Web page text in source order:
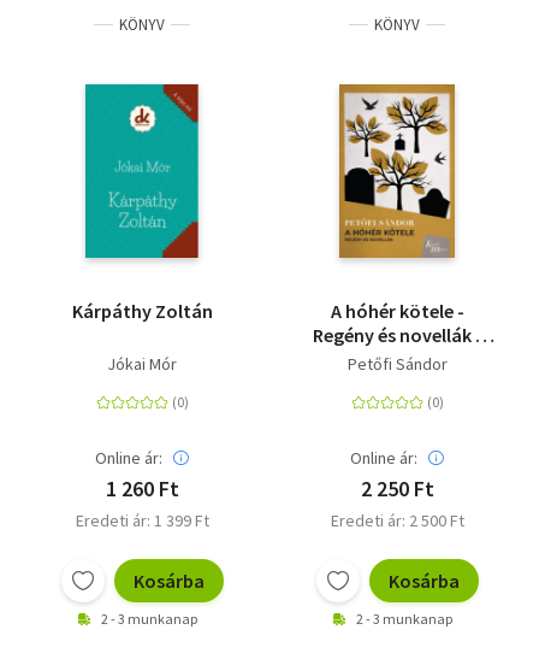
KÖNYV
Kárpáthy Zoltán
Jókai Mór
Online ár:
1 260 Ft
Eredeti ár: 1 399 Ft
Kosárba
2 - 3 munkanap
KÖNYV
A hóhér kötele -
Regény és novellák -
Klasszik magyar
Petőfi Sándor
Online ár:
2 250 Ft
Eredeti ár: 2 500 Ft
Kosárba
2 - 3 munkanap